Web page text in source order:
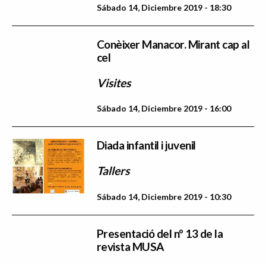
Sábado 14, Diciembre 2019 - 18:30
Conèixer Manacor. Mirant cap al
cel
Visites
Sábado 14, Diciembre 2019 - 16:00
Diada infantil i juvenil
Tallers
Sábado 14, Diciembre 2019 - 10:30
Presentació del nº 13 de la
revista MUSA